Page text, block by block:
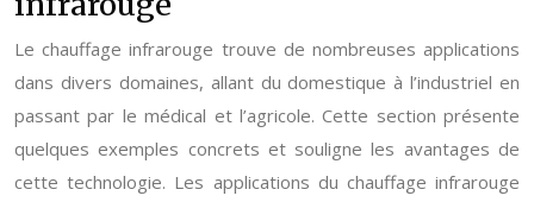
Le chauffage infrarouge trouve de nombreuses applications
dans divers domaines, allant du domestique à l’industriel en
passant par le médical et l’agricole. Cette section présente
quelques exemples concrets et souligne les avantages de
cette technologie. Les applications du chauffage infrarouge